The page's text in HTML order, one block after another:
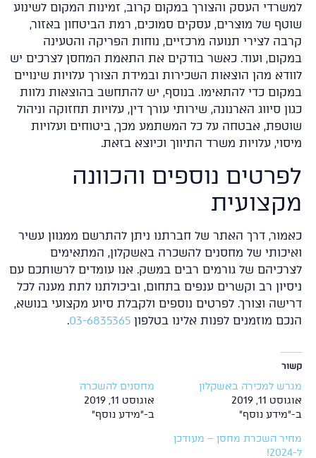
העסק והצורך במקום קרוב, זמינות המקום לשינוע
של מוצרים, עסקים סמוכים, רמת הביטחון באזור,
לצירי תנועה מרכזיים, נוחות הפריקה והטעינה
ועוד. כאשר בודקים את התאמת המחסן לצרכים יש
מהן הוצאות השכירות ובמידת הצורך עלויות שינויים
כדי להתאימו. בנוסף, יש להתחשב בהוצאות נלוות
סיווג הארנונה, שירותי עורך דין, עלויות תחזוקה וניהול
אבטחה על כל המשתמע מכך, ביטוחים ועלויות
עלויות משרד התיווך וכיוצא בזאת.
נוספים והכוונה
דרך האתר של חברתנו ניתן להתרשם ממגוון עשיר
של מחסנים להשכרה באשקלון, המתאימים
של גורמים רבים במשק. אנו עומדים לרשותכם עם
רב וקשרים ענפים בתחום, וביכולתנו לתת מענה לכל
וצורך. לפרטים נוספים ולקבלת סיוע מקצועי בנושא,
מוזמנים לפנות אלינו בטלפון03-6835365
.
למכירה באשקלון
11, 2019
נוסף"
מחסנים להשכרה
אוגוסט 11, 2019
ב-"מידע נוסף"
השכרת מחסן – מעודכן